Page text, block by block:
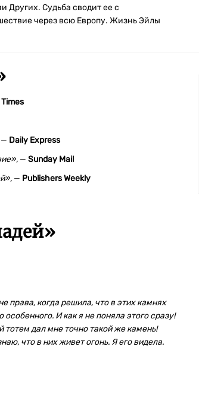
Других. Судьба сводит ее с
через всю Европу. Жизнь Эйлы
Times
— Daily Express
— Sunday Mail
— Publishers Weekly
права, когда решила, что в этих камнях
особенного. И как я не поняла этого сразу!
тотем дал мне точно такой же камень!
что в них живет огонь. Я его видела.